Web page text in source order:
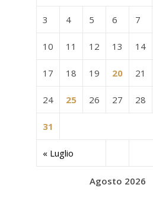
Agosto 2026
« Luglio
3 4 5 6 7
10 11 12 13 14
17 18 19 20 21
24 25 26 27 28
31